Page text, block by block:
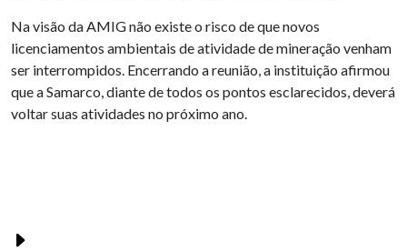
Na visão da AMIG não existe o risco de que novos
licenciamentos ambientais de atividade de mineração venham
ser interrompidos. Encerrando a reunião, a instituição afirmou
que a Samarco, diante de todos os pontos esclarecidos, deverá
voltar suas atividades no próximo ano.